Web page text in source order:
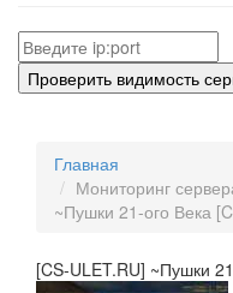
Проверить видимость
Главная
Мониторинг
~Пушки 21-ого Века
[CS-ULET.RU] ~Пушки